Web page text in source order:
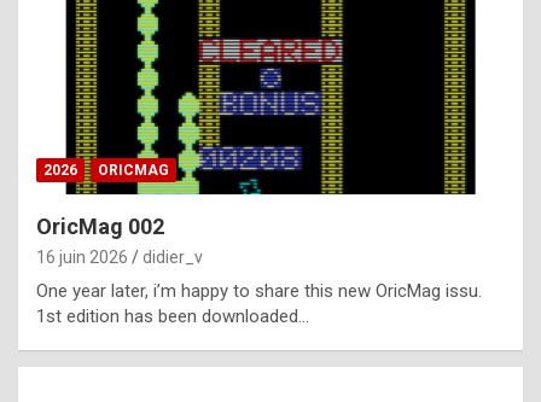
y
d
i
ff
i
l
t
t
2026 ORICMAG
OricMag 002
16 juin 2026 didier_v
One year later, i’m happy to share this new OricMag issu.
1st edition has been downloaded…